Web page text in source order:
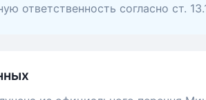
ответственность согласно ст.